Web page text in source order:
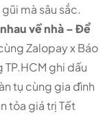
mà sâu sắc.
về nhà – Để
Zalopay x Báo
ghi dấu
tụ cùng gia đình
tỏa giá trị Tết